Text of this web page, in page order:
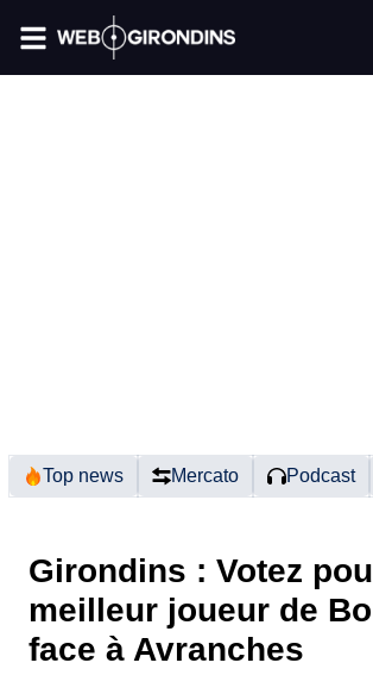
Top news Mercato Podcast
Girondins : Votez
meilleur joueur de
face à Avranches